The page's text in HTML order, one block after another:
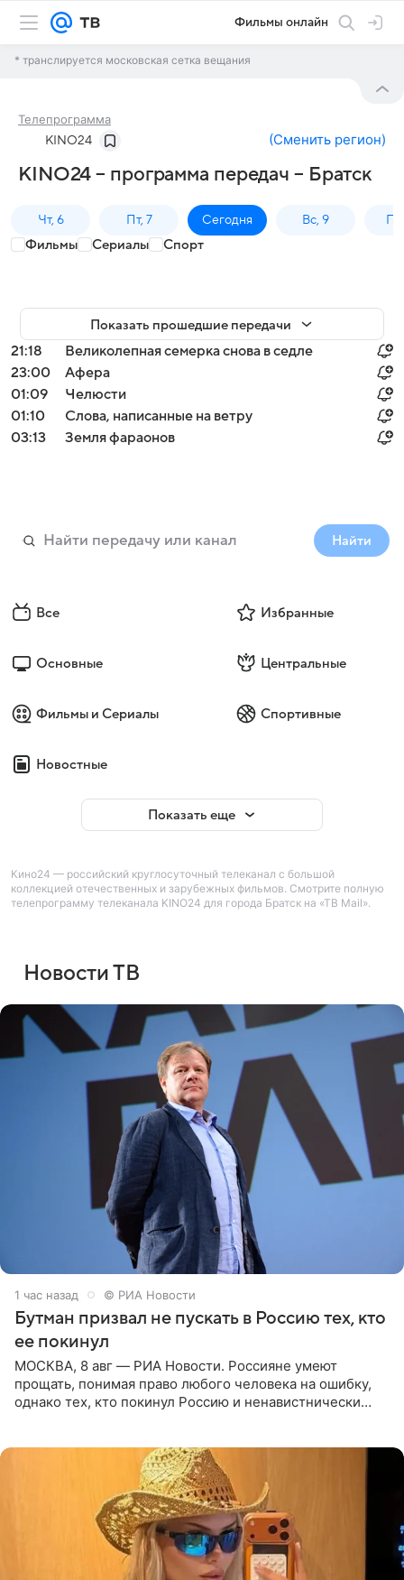
Фильмы онлайн
* транслируется московская сетка вещания
Телепрограмма
KINO24 (Сменить регион)
KINO24 – программа передач – Братск
Чт, 6 Пт, 7 Сегодня Вс, 9
Фильмы Сериалы Спорт
Показать прошедшие передачи
21:18
Великолепная семерка снова в седле
23:00
Афера
01:09
Челюсти
01:10
Слова, написанные на ветру
03:13
Земля фараонов
Найти
Все Избранные
Основные Центральные
Фильмы и Сериалы Спортивные
Новостные
Показать еще
Кино24 — российский круглосуточный телеканал с большой
коллекцией отечественных и зарубежных фильмов. Смотрите полную
телепрограмму телеканала KINO24 для города Братск на «ТВ Mail».
Новости ТВ
1 час назад © РИА Новости
Бутман призвал не пускать в Россию тех, кто
ее покинул
МОСКВА, 8 авг — РИА Новости. Россияне умеют
прощать, понимая право любого человека на ошибку,
однако тех, кто покинул Россию и ненавистнически